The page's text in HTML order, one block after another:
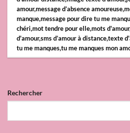
amour,message d’absence amoureuse,
manque,message pour dire tu me
chéri,mot tendre pour elle,mots d'amour
d'amour,sms d’amour à distance,texte
tu me manques,tu me manques mon
Rechercher